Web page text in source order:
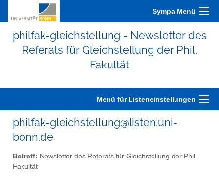
Sympa Menü
philfak-gleichstellung - Newsletter des
Referats für Gleichstellung der Phil.
Fakultät
Menü für Listeneinstellungen
philfak-gleichstellung@listen.uni-
bonn.de
Betreff: Newsletter des Referats für Gleichstellung der Phil.
Fakultät